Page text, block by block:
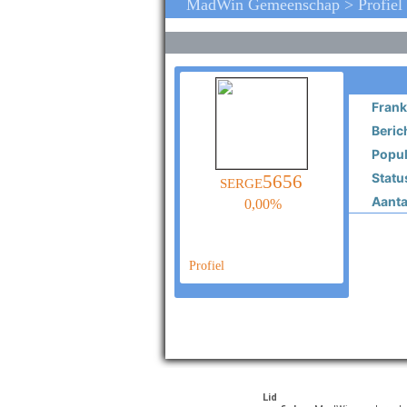
MadWin Gemeenschap >
serge5656
0,00%
Profiel
Lid